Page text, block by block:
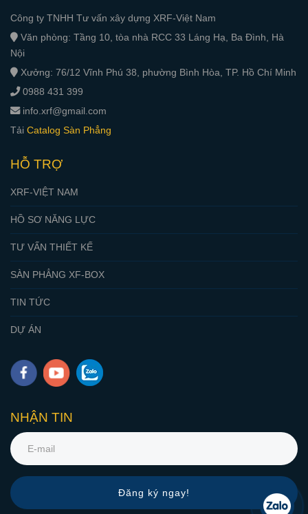
Công ty TNHH Tư vấn xây dựng XRF-Việt Nam
Văn phòng: Tầng 10, tòa nhà RCC 33 Láng Hạ, Ba Đình, Hà
Nội
Xưởng: 76/12 Vĩnh Phú 38, phường Bình Hòa, TP. Hồ Chí Minh
0988 431 399
info.xrf@gmail.com
Tải Catalog Sàn Phẳng
HỖ TRỢ
XRF-VIỆT NAM
HỒ SƠ NĂNG LỰC
TƯ VẤN THIẾT KẾ
SÀN PHẲNG XF-BOX
TIN TỨC
DỰ ÁN
NHẬN TIN
Đăng ký ngay!